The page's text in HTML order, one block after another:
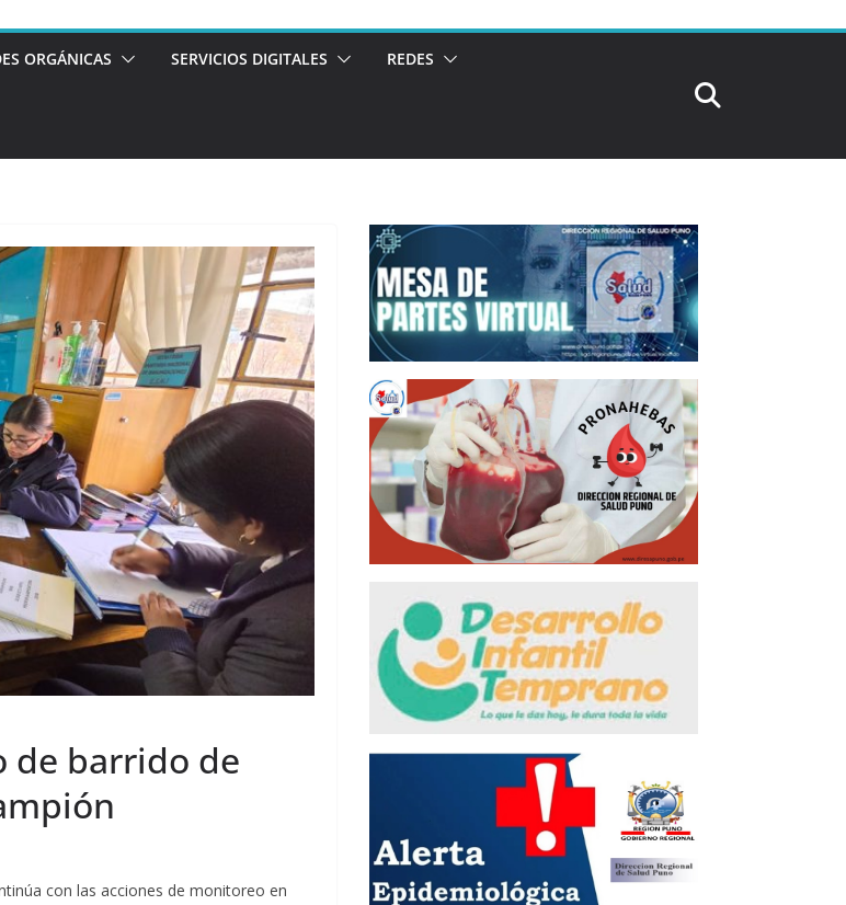
ORGÁNICAS SERVICIOS DIGITALES REDES
de barrido de
con las acciones de monitoreo en